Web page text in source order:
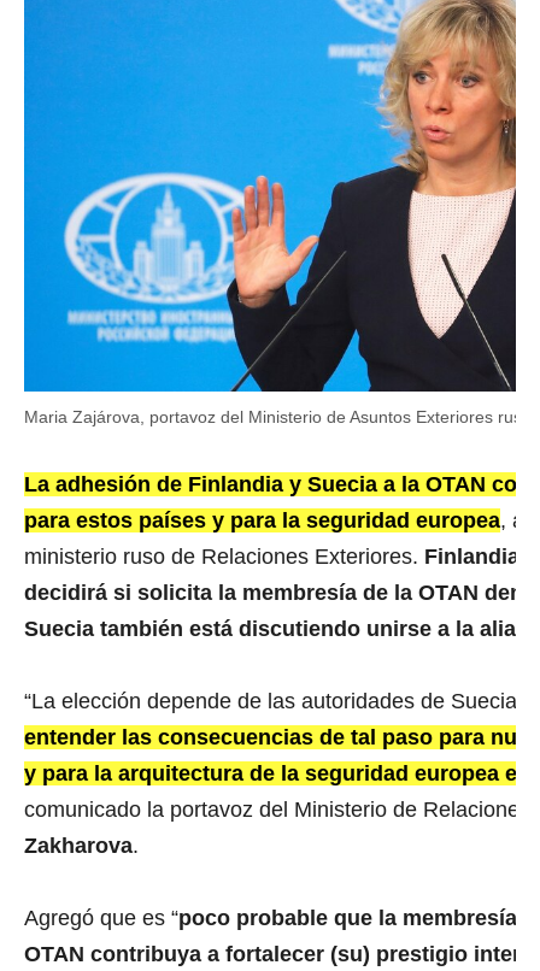
Maria Zajárova, portavoz del Ministerio de Asuntos Exteriores ruso
La adhesión de Finlandia y Suecia a la OTAN
para estos países y para la seguridad europea,
ministerio ruso de Relaciones Exteriores. Finlandia
decidirá si solicita la membresía de la OTAN
Suecia también está discutiendo unirse a la
“La elección depende de las autoridades de Suecia
entender las consecuencias de tal paso para
y para la arquitectura de la seguridad europea
comunicado la portavoz del Ministerio de
Zakharova.
Agregó que es “poco probable que la membresía
OTAN contribuya a fortalecer (su) prestigio